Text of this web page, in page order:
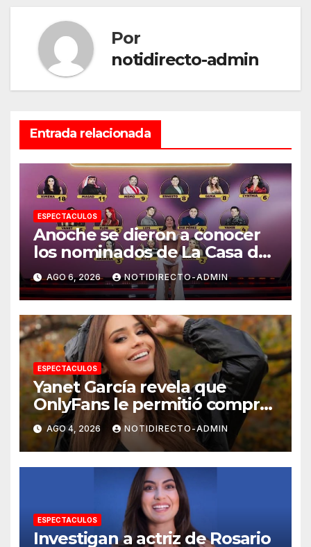
Por
notidirecto-admin
Entrada relacionada
ESPECTACULOS
Anoche se dieron a conocer
los nominados de La Casa de
los Famosos México 2026 en
la segunda semana
AGO 6, 2026 NOTIDIRECTO-ADMIN
ESPECTACULOS
Yanet García revela que
OnlyFans le permitió comprar
un departamento en
Manhattan
AGO 4, 2026 NOTIDIRECTO-ADMIN
ESPECTACULOS
Investigan a actriz de Rosario